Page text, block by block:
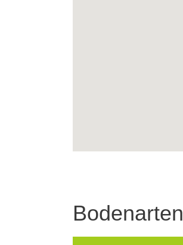
Bodenarten